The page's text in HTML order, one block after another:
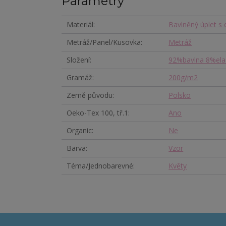
Materiál
Bavlněný úplet s
Metráž/Panel/Kusovka
Metráž
Složení
92%bavlna
Gramáž
200g/m2
Země původu
Polsko
Oeko-Tex 100, tř.1
Ano
Organic
Ne
Barva
Vzor
Téma/Jednobarevné
Květy